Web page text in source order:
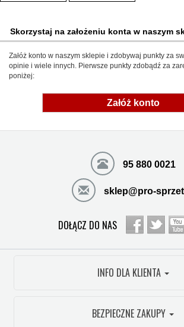
Skorzystaj na założeniu konta w naszym
Załóż konto w naszym sklepie i zdobywaj punkty za
opinie i wiele innych. Pierwsze punkty zdobądź za
poniżej:
Załóż konto
95 880 0021
sklep@pro-
DOŁĄCZ DO NAS
INFO DLA KLIENTA
BEZPIECZNE ZAKUPY